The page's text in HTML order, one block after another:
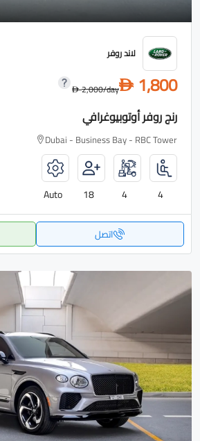
لاند روفر
D 1,800
D2,000/day
رنج روفر أوتوبيوغرافي
Dubai - Business Bay - RBC Tower
4
4
18
Auto
اتصل